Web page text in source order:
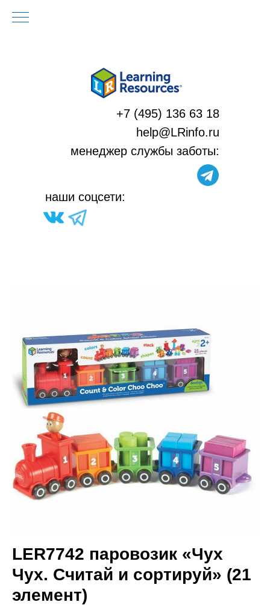
+7 (495) 136 63 18
help@LRinfo.ru
менеджер службы заботы:
наши соцсети:
LER7742 паровозик «Чух
Чух. Считай и сортируй» (21
элемент)